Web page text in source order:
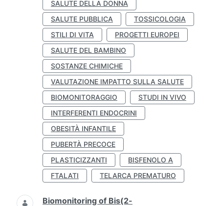
SALUTE DELLA DONNA
SALUTE PUBBLICA
TOSSICOLOGIA
STILI DI VITA
PROGETTI EUROPEI
SALUTE DEL BAMBINO
SOSTANZE CHIMICHE
VALUTAZIONE IMPATTO SULLA SALUTE
BIOMONITORAGGIO
STUDI IN VIVO
INTERFERENTI ENDOCRINI
OBESITÀ INFANTILE
PUBERTÀ PRECOCE
PLASTICIZZANTI
BISFENOLO A
FTALATI
TELARCA PREMATURO
Biomonitoring of Bis(2-